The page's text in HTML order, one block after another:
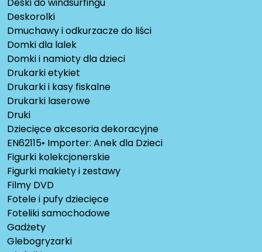
Deski do windsurfingu
Deskorolki
Dmuchawy i odkurzacze do liści
Domki dla lalek
Domki i namioty dla dzieci
Drukarki etykiet
Drukarki i kasy fiskalne
Drukarki laserowe
Druki
Dziecięce akcesoria dekoracyjne
EN62115• Importer: Anek dla Dzieci
Figurki kolekcjonerskie
Figurki makiety i zestawy
Filmy DVD
Fotele i pufy dziecięce
Foteliki samochodowe
Gadżety
Glebogryzarki